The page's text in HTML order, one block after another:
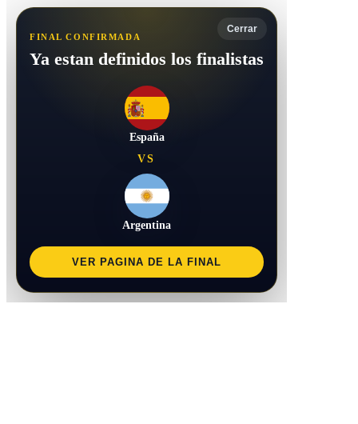
Cerrar
FINAL CONFIRMADA
Ya estan definidos los finalistas
España
VS
Argentina
VER PAGINA DE LA FINAL